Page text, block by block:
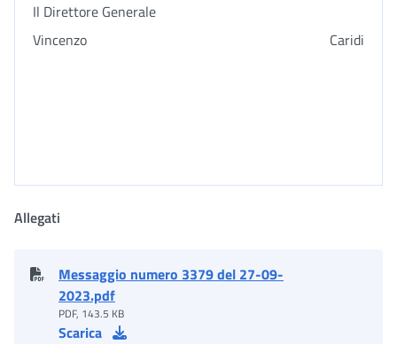
Il Direttore Generale
Vincenzo Caridi
Allegati
Messaggio numero 3379 del 27-09-
2023.pdf
PDF, 143.5 KB
Scarica